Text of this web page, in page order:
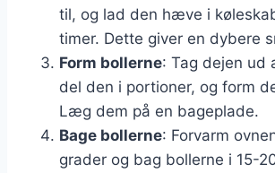
til, og lad den hæve i
timer. Dette giver en dybere
Form bollerne: Tag dejen ud
del den i portioner, og form
Læg dem på en bageplade.
Bage bollerne: Forvarm
grader og bag bollerne i 15-